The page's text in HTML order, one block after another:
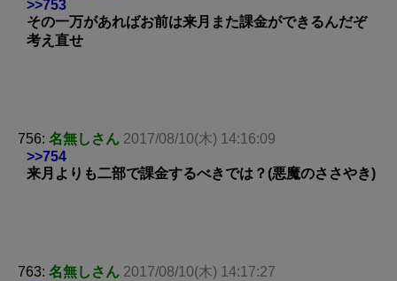
>>753
その一万があればお前は来月また課金ができるんだぞ
考え直せ
756: 名無しさん 2017/08/10(木) 14:16:09
>>754
来月よりも二部で課金するべきでは？(悪魔のささやき)
763: 名無しさん 2017/08/10(木) 14:17:27